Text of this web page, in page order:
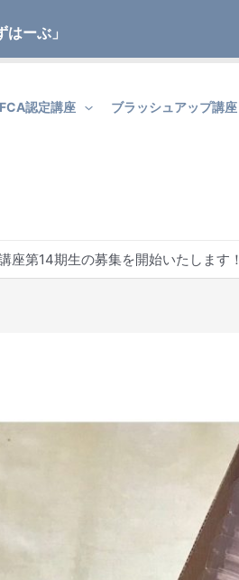
ーぶ」
認定講座 ブラッシュアップ講座
座第14期生の募集を開始いたします！